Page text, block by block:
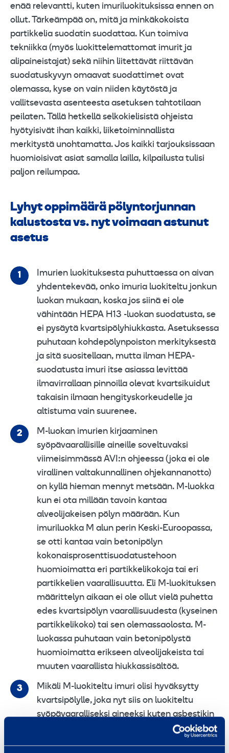
enää relevantti, kuten imuriluokituksissa ennen on
ollut. Tärkeämpää on, mitä ja minkäkokoista
partikkelia suodatin suodattaa. Kun toimiva
tekniikka (myös luokittelemattomat imurit ja
alipaineistajat) sekä niihin liitettävät riittävän
suodatuskyvyn omaavat suodattimet ovat
olemassa, kyse on vain niiden käytöstä ja
vallitsevasta asenteesta asetuksen tahtotilaan
peilaten. Tällä hetkellä selkokielisistä ohjeista
hyötyisivät ihan kaikki, liiketoiminnallista
merkitystä unohtamatta. Jos kaikki tarjouksissaan
huomioisivat asiat samalla lailla, kilpailusta tulisi
paljon reilumpaa.
Lyhyt oppimäärä pölyntorjunnan
kalustosta vs. nyt voimaan astunut
asetus
Imurien luokituksesta puhuttaessa on aivan
yhdentekevää, onko imuria luokiteltu jonkun
luokan mukaan, koska jos siinä ei ole
vähintään HEPA H13 -luokan suodatusta, se
ei pysäytä kvartsipölyhiukkasta. Asetuksessa
puhutaan kohdepölynpoiston merkityksestä
ja sitä suositellaan, mutta ilman HEPA-
suodatusta imuri itse asiassa levittää
ilmavirrallaan pinnoilla olevat kvartsikuidut
takaisin ilmaan hengityskorkeudelle ja
altistuma vain suurenee.
M-luokan imurien kirjaaminen
syöpävaarallisille aineille soveltuvaksi
viimeisimmässä AVI:n ohjeessa (joka ei ole
virallinen valtakunnallinen ohjekannanotto)
on kyllä hieman mennyt metsään. M-luokka
kun ei ota millään tavoin kantaa
alveolijakeisen pölyn määrään. Kun
imuriluokka M alun perin Keski-Euroopassa,
se otti kantaa vain betonipölyn
kokonaisprosenttisuodatustehoon
huomioimatta eri partikkelikokoja tai eri
partikkelien vaarallisuutta. Eli M-luokituksen
määrittelyn aikaan ei ole ollut vielä puhetta
edes kvartsipölyn vaarallisuudesta (kyseinen
partikkelikoko) tai sen olemassaolosta. M-
luokassa puhutaan vain betonipölystä
huomioimatta erikseen alveolijakeista tai
muuten vaarallista hiukkassisältöä.
Mikäli M-luokiteltu imuri olisi hyväksytty
kvartsipölylle, joka nyt siis on luokiteltu
syöpävaaralliseksi aineeksi kuten asbestikin
(lähes samanlainen kuiturakenne ja koko),